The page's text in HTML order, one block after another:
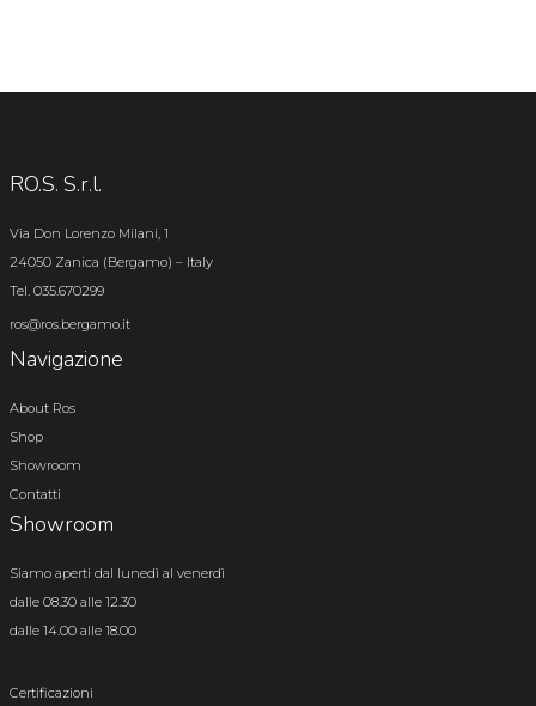
RO.S. S.r.l.
Via Don Lorenzo Milani, 1
24050 Zanica (Bergamo) – Italy
Tel. 035.670299
ros@ros.bergamo.it
Navigazione
About Ros
Shop
Showroom
Contatti
Showroom
Siamo aperti dal lunedì al venerdì
dalle 08.30 alle 12.30
dalle 14.00 alle 18.00
Certificazioni